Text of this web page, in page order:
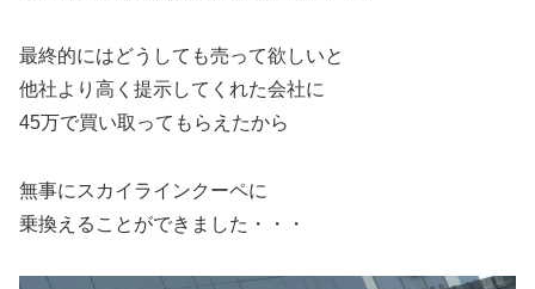
最終的にはどうしても売って欲しいと
他社より高く提示してくれた会社に
45万で買い取ってもらえたから
無事にスカイラインクーペに
乗換えることができました・・・